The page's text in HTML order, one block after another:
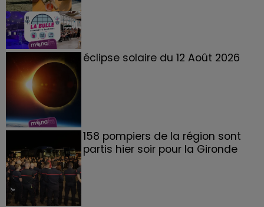
éclipse solaire du 12 Août 2026
158 pompiers de la région sont
partis hier soir pour la Gironde